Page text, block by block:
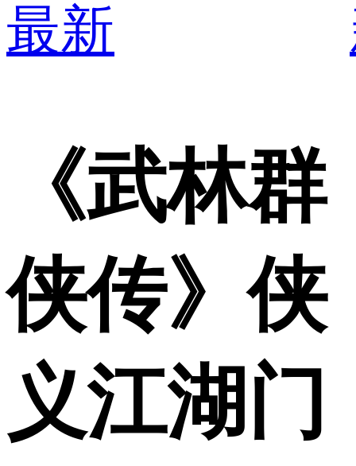
最新
《武林群
侠传》侠
义江湖门